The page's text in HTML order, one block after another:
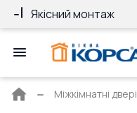
Якісний монтаж
Головна
Міжкімнатні двері